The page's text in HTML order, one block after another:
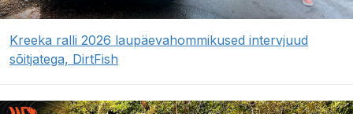
Kreeka ralli 2026 laupäevahommikused intervjuud
sõitjatega, DirtFish